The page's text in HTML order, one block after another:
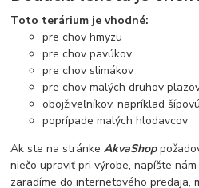
Toto terárium je vhodné:
pre chov hmyzu
pre chov pavúkov
pre chov slimákov
pre chov malých druhov
obojživeľníkov, napríklad
poprípade malých hlodavcov
Ak ste na stránkeAkvaShop
niečo upraviť pri výrobe, napíšte
zaradíme do internetového predaja,